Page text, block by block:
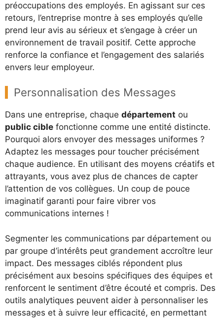
préoccupations des employés. En agissant sur ces
retours, l’entreprise montre à ses employés qu’elle
prend leur avis au sérieux et s’engage à créer un
environnement de travail positif. Cette approche
renforce la confiance et l’engagement des salariés
envers leur employeur.
Personnalisation des Messages
Dans une entreprise, chaque département ou
public cible fonctionne comme une entité distincte.
Pourquoi alors envoyer des messages uniformes ?
Adaptez les messages pour toucher précisément
chaque audience. En utilisant des moyens créatifs et
attrayants, vous avez plus de chances de capter
l’attention de vos collègues. Un coup de pouce
imaginatif garanti pour faire vibrer vos
communications internes !
Segmenter les communications par département ou
par groupe d’intérêts peut grandement accroître leur
impact. Des messages ciblés répondent plus
précisément aux besoins spécifiques des équipes et
renforcent le sentiment d’être écouté et compris. Des
outils analytiques peuvent aider à personnaliser les
messages et à suivre leur efficacité, en permettant